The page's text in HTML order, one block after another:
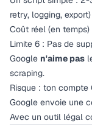
retry, logging,
Coût réel (en temps)
Limite 6 : Pas de
Google n'aime pas
scraping.
Risque : ton
Google envoie une
Avec un outil légal